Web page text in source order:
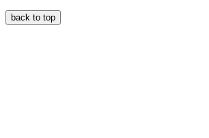
back to top